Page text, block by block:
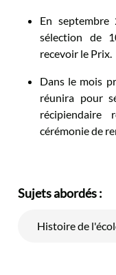
En
sélection de
recevoir le Prix.
Dans le mois
réunira pour
récipiendaire
cérémonie de
Sujets abordés :
Histoire de